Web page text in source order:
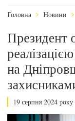
Головна Новини
Президент
на
19 серпня 2024